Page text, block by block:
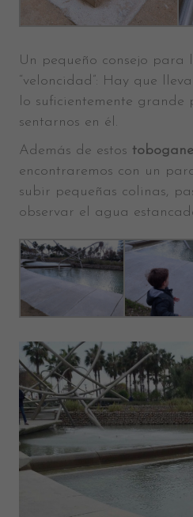
Un pequeño consejo para
“veloncidad”: Hay que
lo suficientemente grande
sentarnos en él.
Además de estos
encontraremos con un
subir pequeñas colinas,
observar el agua